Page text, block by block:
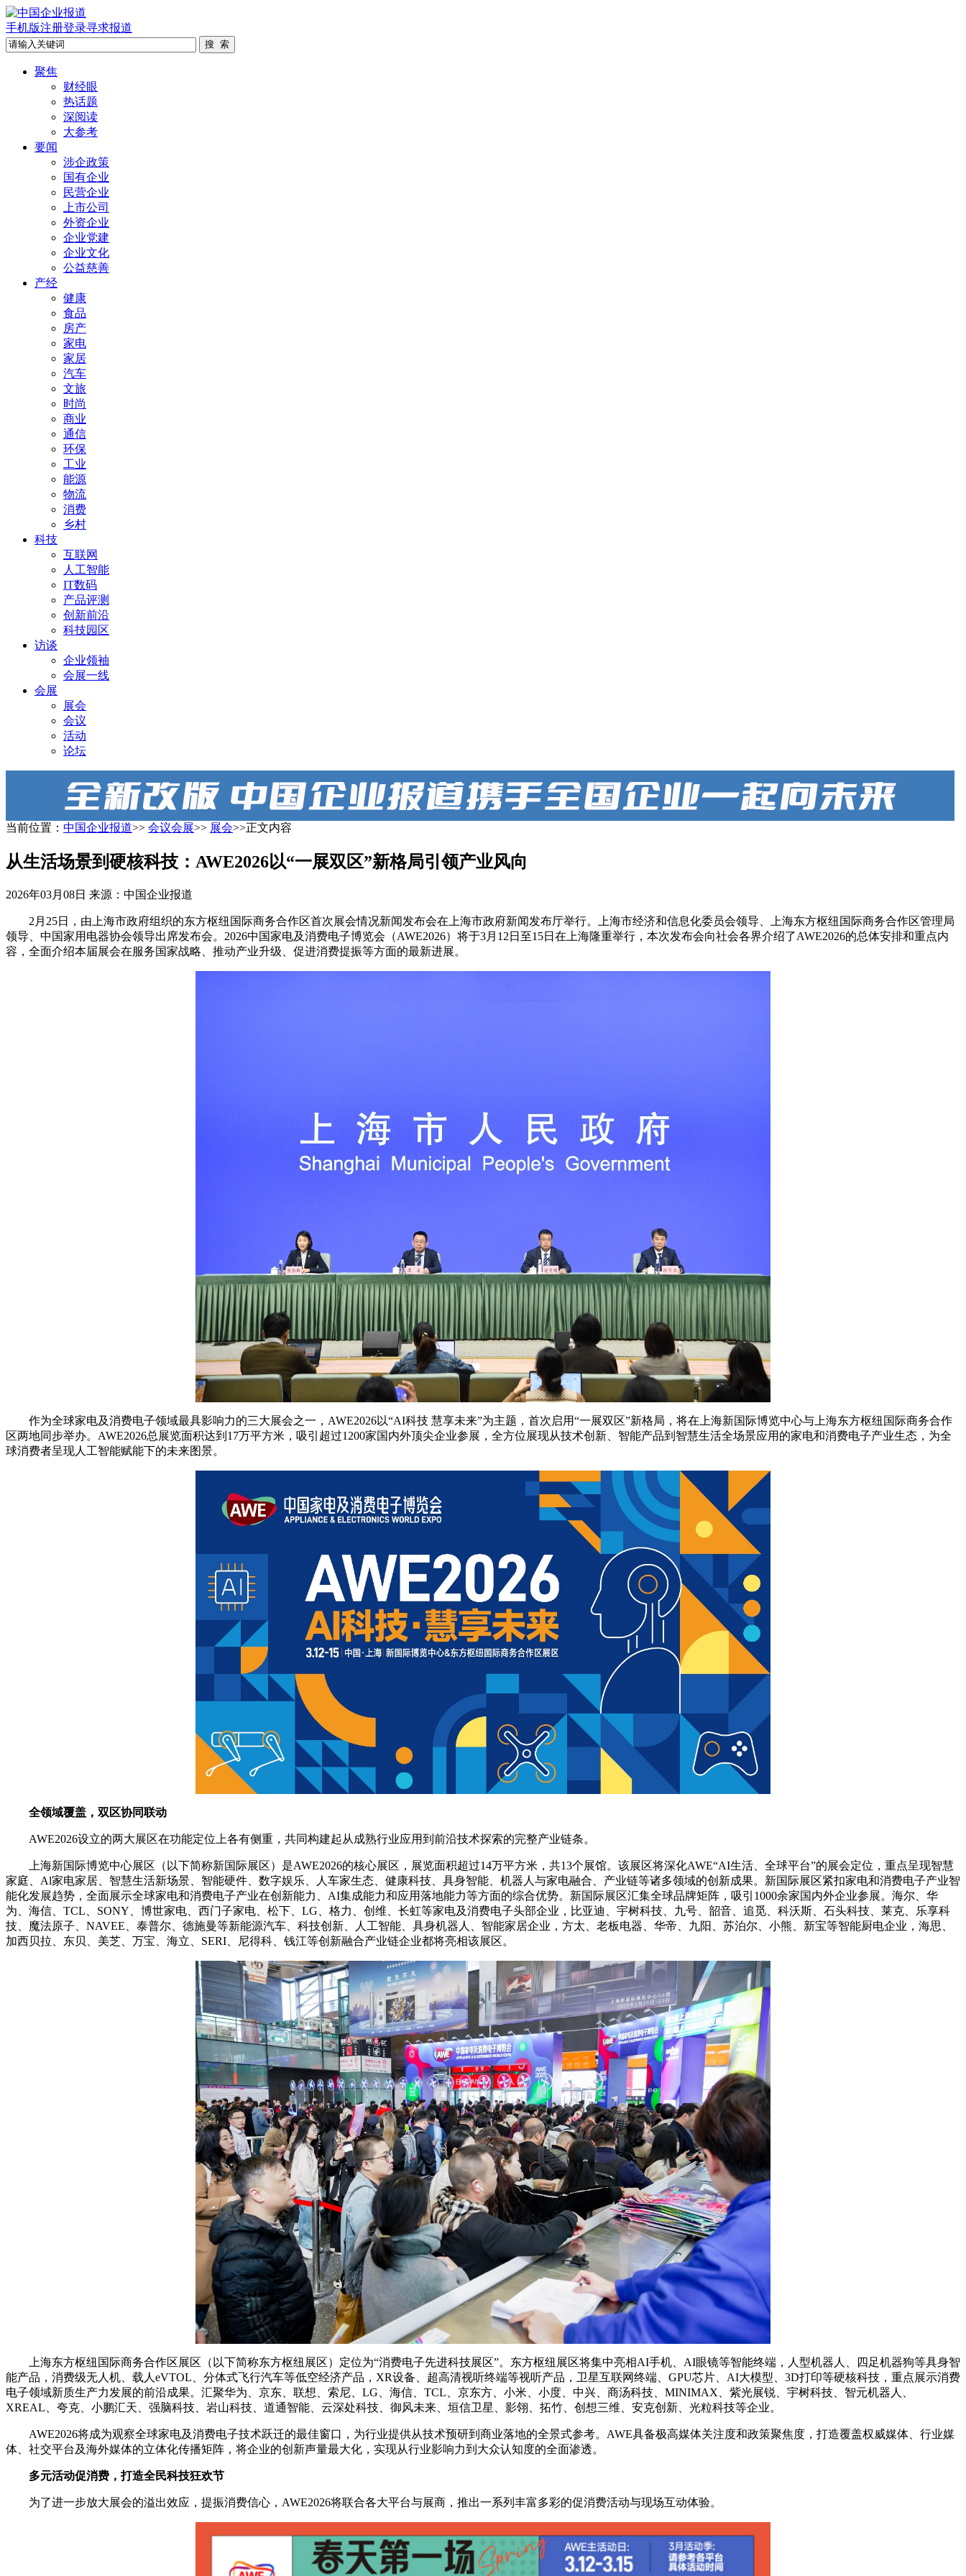
手机版注册登录寻求报道
聚焦
财经眼
热话题
深阅读
大参考
要闻
涉企政策
国有企业
民营企业
上市公司
外资企业
企业党建
企业文化
公益慈善
产经
健康
食品
房产
家电
家居
汽车
文旅
时尚
商业
通信
环保
工业
能源
物流
消费
乡村
科技
互联网
人工智能
IT数码
产品评测
创新前沿
科技园区
访谈
企业领袖
会展一线
会展
展会
会议
活动
论坛
当前位置： 中国企业报道>> 会议会展>> 展会>>正文内容
从生活场景到硬核科技：AWE2026以“一展双区”新格局引领产业风向
2026年03月08日 来源：中国企业报道
2月25日，由上海市政府组织的东方枢纽国际商务合作区首次展会情况新闻发布会在上海市政府新闻发布厅举行。上海市经济和信息化委员会领导、上海东方枢纽国际商务合作区管理局
领导、中国家用电器协会领导出席发布会。2026中国家电及消费电子博览会（AWE2026）将于3月12日至15日在上海隆重举行，本次发布会向社会各界介绍了AWE2026的总体安排和重点内
容，全面介绍本届展会在服务国家战略、推动产业升级、促进消费提振等方面的最新进展。
作为全球家电及消费电子领域最具影响力的三大展会之一，AWE2026以“AI科技 慧享未来”为主题，首次启用“一展双区”新格局，将在上海新国际博览中心与上海东方枢纽国际商务合作
区两地同步举办。AWE2026总展览面积达到17万平方米，吸引超过1200家国内外顶尖企业参展，全方位展现从技术创新、智能产品到智慧生活全场景应用的家电和消费电子产业生态，为全
球消费者呈现人工智能赋能下的未来图景。
全领域覆盖，双区协同联动
AWE2026设立的两大展区在功能定位上各有侧重，共同构建起从成熟行业应用到前沿技术探索的完整产业链条。
上海新国际博览中心展区（以下简称新国际展区）是AWE2026的核心展区，展览面积超过14万平方米，共13个展馆。该展区将深化AWE“AI生活、全球平台”的展会定位，重点呈现智慧
家庭、Al家电家居、智慧生活新场景、智能硬件、数字娱乐、人车家生态、健康科技、具身智能、机器人与家电融合、产业链等诸多领域的创新成果。新国际展区紧扣家电和消费电子产业智
能化发展趋势，全面展示全球家电和消费电子产业在创新能力、AI集成能力和应用落地能力等方面的综合优势。新国际展区汇集全球品牌矩阵，吸引1000余家国内外企业参展。海尔、华
为、海信、TCL、SONY、博世家电、西门子家电、松下、LG、格力、创维、长虹等家电及消费电子头部企业，比亚迪、宇树科技、九号、韶音、追觅、科沃斯、石头科技、莱克、乐享科
技、魔法原子、NAVEE、泰普尔、德施曼等新能源汽车、科技创新、人工智能、具身机器人、智能家居企业，方太、老板电器、华帝、九阳、苏泊尔、小熊、新宝等智能厨电企业，海思、
加西贝拉、东贝、美芝、万宝、海立、SERI、尼得科、钱江等创新融合产业链企业都将亮相该展区。
上海东方枢纽国际商务合作区展区（以下简称东方枢纽展区）定位为“消费电子先进科技展区”。东方枢纽展区将集中亮相AI手机、AI眼镜等智能终端，人型机器人、四足机器狗等具身智
能产品，消费级无人机、载人eVTOL、分体式飞行汽车等低空经济产品，XR设备、超高清视听终端等视听产品，卫星互联网终端、GPU芯片、AI大模型、3D打印等硬核科技，重点展示消费
电子领域新质生产力发展的前沿成果。汇聚华为、京东、联想、索尼、LG、海信、TCL、京东方、小米、小度、中兴、商汤科技、MINIMAX、紫光展锐、宇树科技、智元机器人、
XREAL、夸克、小鹏汇天、强脑科技、岩山科技、道通智能、云深处科技、御风未来、垣信卫星、影翎、拓竹、创想三维、安克创新、光粒科技等企业。
AWE2026将成为观察全球家电及消费电子技术跃迁的最佳窗口，为行业提供从技术预研到商业落地的全景式参考。AWE具备极高媒体关注度和政策聚焦度，打造覆盖权威媒体、行业媒
体、社交平台及海外媒体的立体化传播矩阵，将企业的创新声量最大化，实现从行业影响力到大众认知度的全面渗透。
多元活动促消费，打造全民科技狂欢节
为了进一步放大展会的溢出效应，提振消费信心，AWE2026将联合各大平台与展商，推出一系列丰富多彩的促消费活动与现场互动体验。